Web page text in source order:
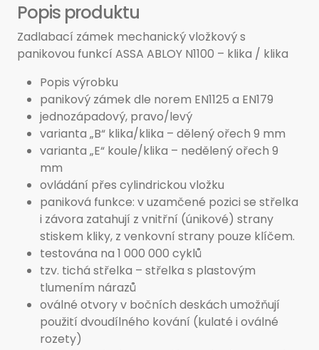
Popis produktu
Zadlabací zámek mechanický vložkový s
panikovou funkcí ASSA ABLOY N1100 – klika / klika
Popis výrobku
panikový zámek dle norem EN1125 a EN179
jednozápadový, pravo/levý
varianta „B“ klika/klika – dělený ořech 9 mm
varianta „E“ koule/klika – nedělený ořech 9
mm
ovládání přes cylindrickou vložku
paniková funkce: v uzamčené pozici se střelka
i závora zatahují z vnitřní (únikové) strany
stiskem kliky, z venkovní strany pouze klíčem.
testována na 1 000 000 cyklů
tzv. tichá střelka – střelka s plastovým
tlumením nárazů
oválné otvory v bočních deskách umožňují
použití dvoudílného kování (kulaté i oválné
rozety)